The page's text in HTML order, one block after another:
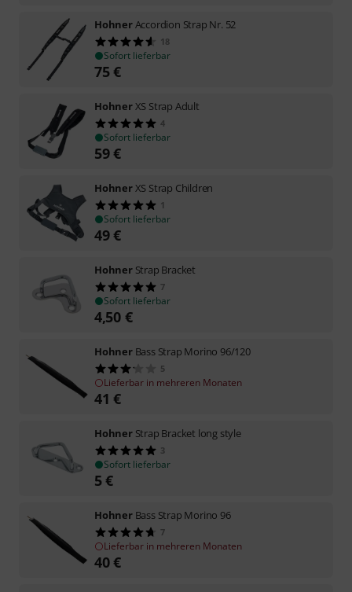
HohnerAccordion Strap Nr. 52
18
Sofort lieferbar
75€
HohnerXS Strap Adult
4
Sofort lieferbar
59€
HohnerXS Strap Children
1
Sofort lieferbar
49€
Hohner Strap Bracket
7
Sofort lieferbar
4,50 €
Hohner Bass Strap Morino 96/120
5
Lieferbar in mehreren Monaten
41 €
Hohner Strap Bracket long style
3
Sofort lieferbar
5€
Hohner Bass Strap Morino 96
7
Lieferbar in mehreren Monaten
40€